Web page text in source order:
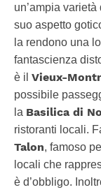
un’ampia
suo aspetto
la rendono una
fantascienza
è il Vieux-
possibile
la Basilica di
ristoranti locali.
Talon, famoso
locali che
è d’obbligo.